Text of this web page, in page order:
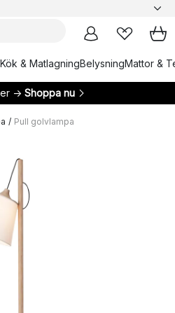
Kök & MatlagningBelysningMattor &
→ Shoppa nu
/ Pull golvlampa